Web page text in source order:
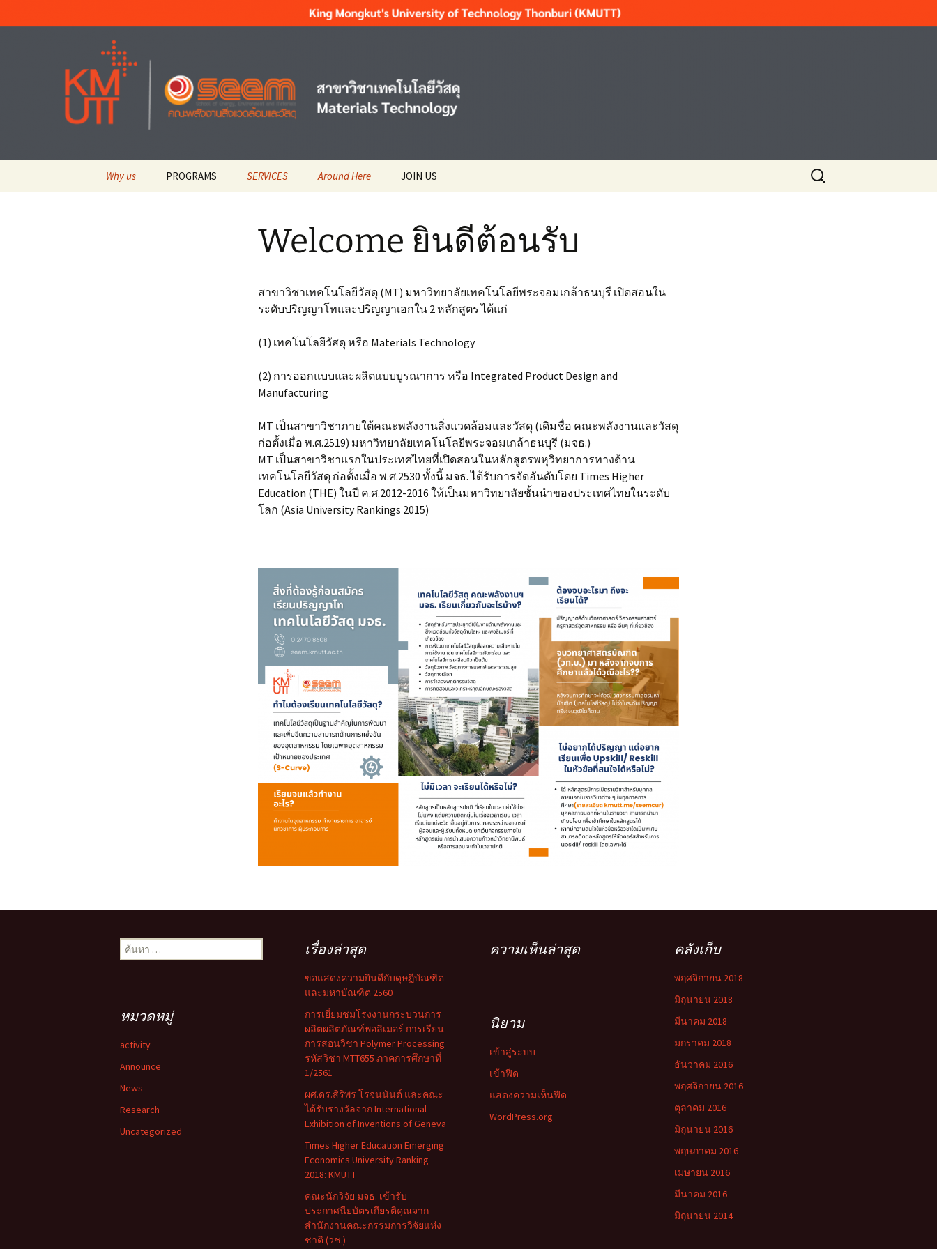
ไป
MT KMUTT
Why us PROGRAMS SERVICES
KMUTT STUDENTS
Academic Services
บริการวิชาการ
General Public สำหรับ
บุคคลทั่วไป
Around Here
Activities กิจกรรม
Reading แนะนำสถานที่
Eating แนะนำของอร่อย
Living แนะนำที่พักรอบ
JOIN US
ค้นหา
สำหรับ:
Welcome ยินดีต้อนรับ
สาขาวิชาเทคโนโลยีวัสดุ (MT) มหาวิทยาลัยเทคโนโลยีพระจอมเกล้าธนบุรี เปิดสอนใน
ระดับปริญญาโทและปริญญาเอกใน 2 หลักสูตร ได้แก่
(1) เทคโนโลยีวัสดุ หรือ Materials Technology
(2) การออกแบบและผลิตแบบบูรณาการ หรือ Integrated Product Design and
Manufacturing
MT เป็นสาขาวิชาภายใต้คณะพลังงานสิ่งแวดล้อมและวัสดุ (เดิมชื่อ คณะพลังงานและวัสดุ
ก่อตั้งเมื่อ พ.ศ.2519) มหาวิทยาลัยเทคโนโลยีพระจอมเกล้าธนบุรี (มจธ.)
MT เป็นสาขาวิชาแรกในประเทศไทยที่เปิดสอนในหลักสูตรพหุวิทยาการทางด้าน
เทคโนโลยีวัสดุ ก่อตั้งเมื่อ พ.ศ.2530 ทั้งนี้ มจธ. ได้รับการจัดอันดับโดย Times Higher
Education (THE) ในปี ค.ศ.2012-2016 ให้เป็นมหาวิทยาลัยชั้นนำของประเทศไทยในระดับ
โลก (Asia University Rankings 2015)
ค้นหา
สำหรับ:
เรื่องล่าสุด
ขอแสดงความยินดีกับดุษฎีบัณฑิต
และมหาบัณฑิต 2560
การเยี่ยมชมโรงงานกระบวนการ
ผลิตผลิตภัณฑ์พอลิเมอร์ การเรียน
การสอนวิชา Polymer Processing
รหัสวิชา MTT655 ภาคการศึกษาที่
1/2561
ผศ.ดร.สิริพร โรจนนันต์ และคณะ
ได้รับรางวัลจาก International
Exhibition of Inventions of Geneva
Times Higher Education Emerging
Economics University Ranking
2018: KMUTT
คณะนักวิจัย มจธ. เข้ารับ
ประกาศนียบัตรเกียรติคุณจาก
สำนักงานคณะกรรมการวิจัยแห่ง
ชาติ (วช.)
ความเห็นล่าสุด คลังเก็บ
พฤศจิกายน 2018
มิถุนายน 2018
มีนาคม 2018
มกราคม 2018
ธันวาคม 2016
พฤศจิกายน 2016
ตุลาคม 2016
มิถุนายน 2016
พฤษภาคม 2016
เมษายน 2016
มีนาคม 2016
มิถุนายน 2014
หมวดหมู่
activity
Announce
News
Research
Uncategorized
นิยาม
เข้าสู่ระบบ
เข้าฟีด
แสดงความเห็นฟีด
WordPress.org